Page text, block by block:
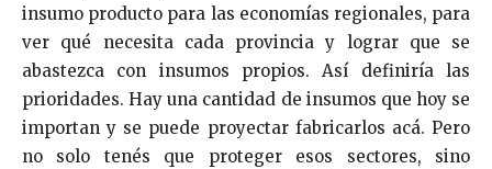
insumo producto para las economías regionales, para
ver qué necesita cada provincia y lograr que se
abastezca con insumos propios. Así definiría las
prioridades. Hay una cantidad de insumos que hoy se
importan y se puede proyectar fabricarlos acá. Pero
no solo tenés que proteger esos sectores, sino